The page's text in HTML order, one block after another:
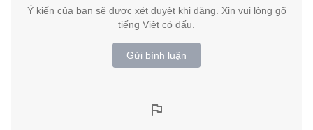
Ý kiến của bạn sẽ được xét duyệt khi đăng. Xin vui lòng gõ
tiếng Việt có dấu.
Gửi bình luận